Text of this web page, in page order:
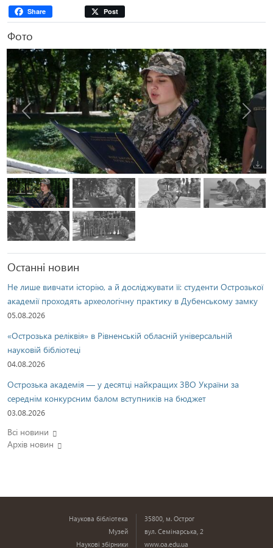
Share Post
Фото
Попередня
Останні новин
Не лише вивчати історію, а й досліджувати її: студенти Острозької
академії проходять археологічну практику в Дубенському замку
05.08.2026
«Острозька реліквія» в Рівненській обласній універсальній
науковій бібліотеці
04.08.2026
Острозька академія — у десятці найкращих ЗВО України за
середнім конкурсним балом вступників на бюджет
03.08.2026
Всі новини
Архів новин
Наукова бібліотека
Музей
Наукові збірники
35800, м. Острог
вул. Семінарська, 2
www.oa.edu.ua